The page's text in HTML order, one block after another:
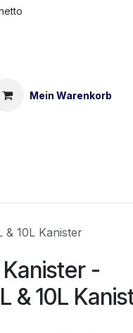
Mein Warenkorb
10L Kanister
-
& 10L